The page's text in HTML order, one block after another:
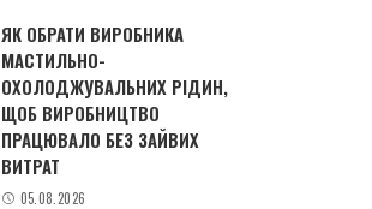
ЯК ОБРАТИ ВИРОБНИКА
МАСТИЛЬНО-
ОХОЛОДЖУВАЛЬНИХ РІДИН,
ЩОБ ВИРОБНИЦТВО
ПРАЦЮВАЛО БЕЗ ЗАЙВИХ
ВИТРАТ
05.08.2026